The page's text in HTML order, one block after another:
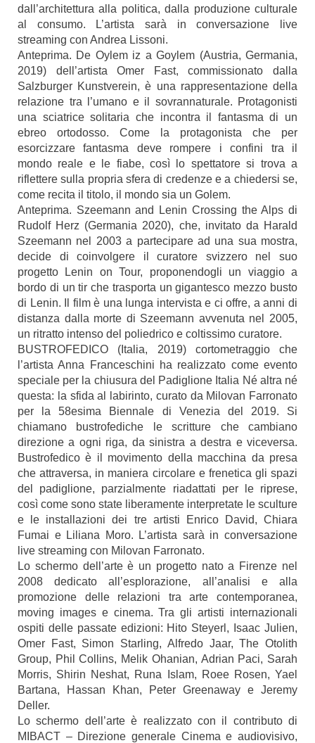
dall’architettura alla politica, dalla produzione culturale
al consumo. L’artista sarà in conversazione live
streaming con Andrea Lissoni.
Anteprima. De Oylem iz a Goylem (Austria, Germania,
2019) dell’artista Omer Fast, commissionato dalla
Salzburger Kunstverein, è una rappresentazione della
relazione tra l’umano e il sovrannaturale. Protagonisti
una sciatrice solitaria che incontra il fantasma di un
ebreo ortodosso. Come la protagonista che per
esorcizzare fantasma deve rompere i confini tra il
mondo reale e le fiabe, così lo spettatore si trova a
riflettere sulla propria sfera di credenze e a chiedersi se,
come recita il titolo, il mondo sia un Golem.
Anteprima. Szeemann and Lenin Crossing the Alps di
Rudolf Herz (Germania 2020), che, invitato da Harald
Szeemann nel 2003 a partecipare ad una sua mostra,
decide di coinvolgere il curatore svizzero nel suo
progetto Lenin on Tour, proponendogli un viaggio a
bordo di un tir che trasporta un gigantesco mezzo busto
di Lenin. Il film è una lunga intervista e ci offre, a anni di
distanza dalla morte di Szeemann avvenuta nel 2005,
un ritratto intenso del poliedrico e coltissimo curatore.
BUSTROFEDICO (Italia, 2019) cortometraggio che
l’artista Anna Franceschini ha realizzato come evento
speciale per la chiusura del Padiglione Italia Né altra né
questa: la sfida al labirinto, curato da Milovan Farronato
per la 58esima Biennale di Venezia del 2019. Si
chiamano bustrofediche le scritture che cambiano
direzione a ogni riga, da sinistra a destra e viceversa.
Bustrofedico è il movimento della macchina da presa
che attraversa, in maniera circolare e frenetica gli spazi
del padiglione, parzialmente riadattati per le riprese,
così come sono state liberamente interpretate le sculture
e le installazioni dei tre artisti Enrico David, Chiara
Fumai e Liliana Moro. L’artista sarà in conversazione
live streaming con Milovan Farronato.
Lo schermo dell’arte è un progetto nato a Firenze nel
2008 dedicato all’esplorazione, all’analisi e alla
promozione delle relazioni tra arte contemporanea,
moving images e cinema. Tra gli artisti internazionali
ospiti delle passate edizioni: Hito Steyerl, Isaac Julien,
Omer Fast, Simon Starling, Alfredo Jaar, The Otolith
Group, Phil Collins, Melik Ohanian, Adrian Paci, Sarah
Morris, Shirin Neshat, Runa Islam, Roee Rosen, Yael
Bartana, Hassan Khan, Peter Greenaway e Jeremy
Deller.
Lo schermo dell’arte è realizzato con il contributo di
MIBACT – Direzione generale Cinema e audiovisivo,